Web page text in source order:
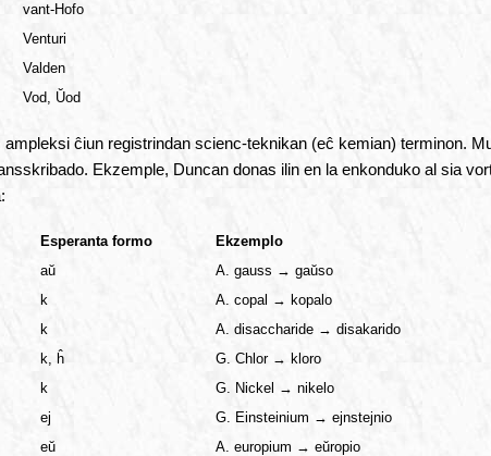
vant-Hofo
Venturi
Valden
Vod, Ŭod
ĉiun registrindan scienc-teknikan (eĉ kemian) terminon.
Ekzemple, Duncan donas ilin en la enkonduko al sia
Esperanta formo
Ekzemplo
aŭ
A. gauss → gaŭso
k
A. copal → kopalo
k
A. disaccharide → disakarido
k, ĥ
G. Chlor → kloro
k
G. Nickel → nikelo
ej
G. Einsteinium → ejnstejnio
eŭ
A. europium → eŭropio